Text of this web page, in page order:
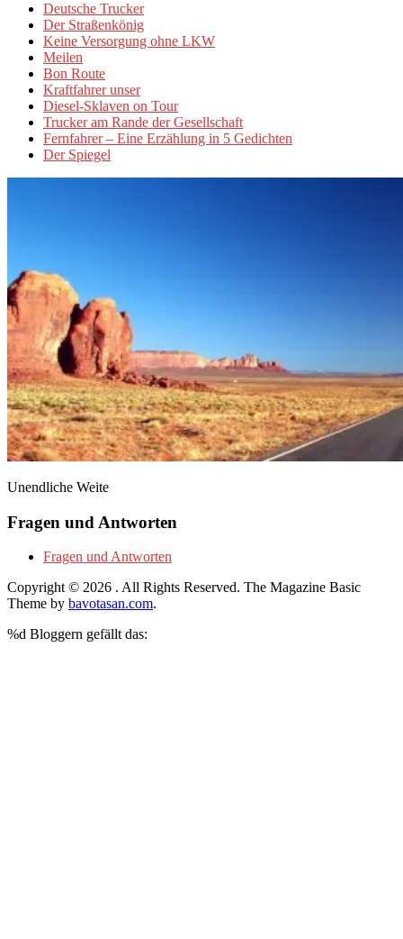
Deutsche Trucker
Der Straßenkönig
Keine Versorgung ohne LKW
Meilen
Bon Route
Kraftfahrer unser
Diesel-Sklaven on Tour
Trucker am Rande der Gesellschaft
Fernfahrer – Eine Erzählung in 5 Gedichten
Der Spiegel
Unendliche Weite
Fragen und Antworten
Fragen und Antworten
Copyright © 2026 . All Rights Reserved. The Magazine Basic
Theme by bavotasan.com.
%d Bloggern gefällt das: